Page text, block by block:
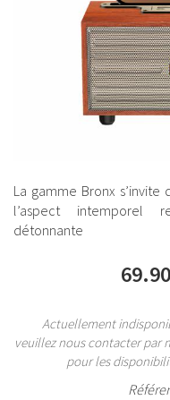
La gamme Bronx
l’aspect intemporel
détonnante
Actuellement
veuillez nous contacter par
pour les